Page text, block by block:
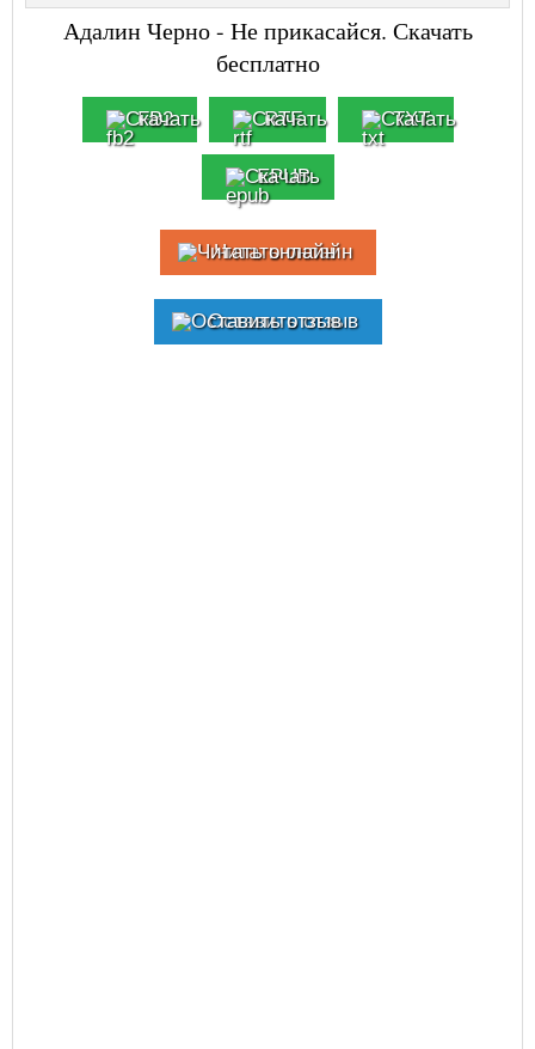
Адалин Черно - Не прикасайся. Скачать
бесплатно
FB2 RTF TXT
EPUB
Читать онлайн
Оставить отзыв